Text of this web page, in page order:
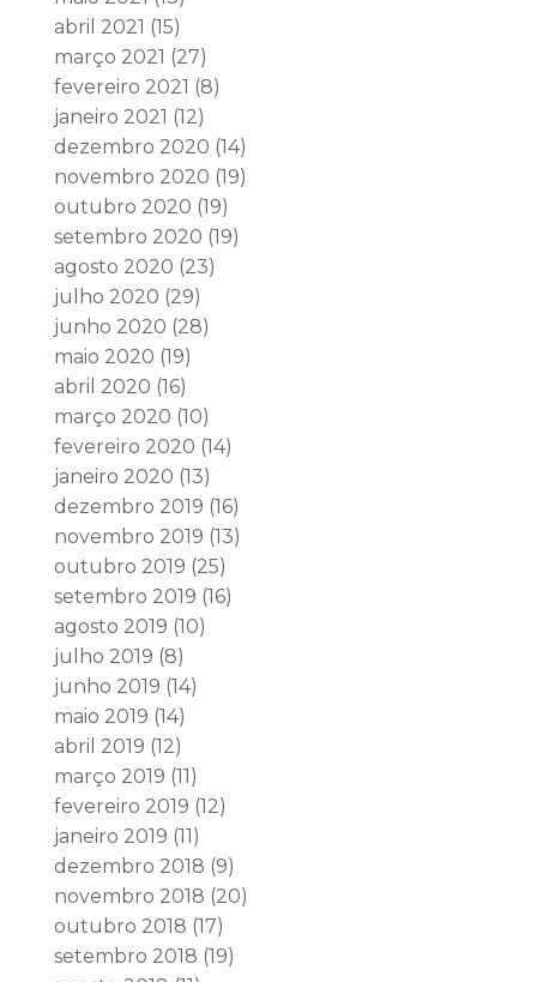
abril 2021 (15)
março 2021 (27)
fevereiro 2021 (8)
janeiro 2021 (12)
dezembro 2020 (14)
novembro 2020 (19)
outubro 2020 (19)
setembro 2020 (19)
agosto 2020 (23)
julho 2020 (29)
junho 2020 (28)
maio 2020 (19)
abril 2020 (16)
março 2020 (10)
fevereiro 2020 (14)
janeiro 2020 (13)
dezembro 2019 (16)
novembro 2019 (13)
outubro 2019 (25)
setembro 2019 (16)
agosto 2019 (10)
julho 2019 (8)
junho 2019 (14)
maio 2019 (14)
abril 2019 (12)
março 2019 (11)
fevereiro 2019 (12)
janeiro 2019 (11)
dezembro 2018 (9)
novembro 2018 (20)
outubro 2018 (17)
setembro 2018 (19)